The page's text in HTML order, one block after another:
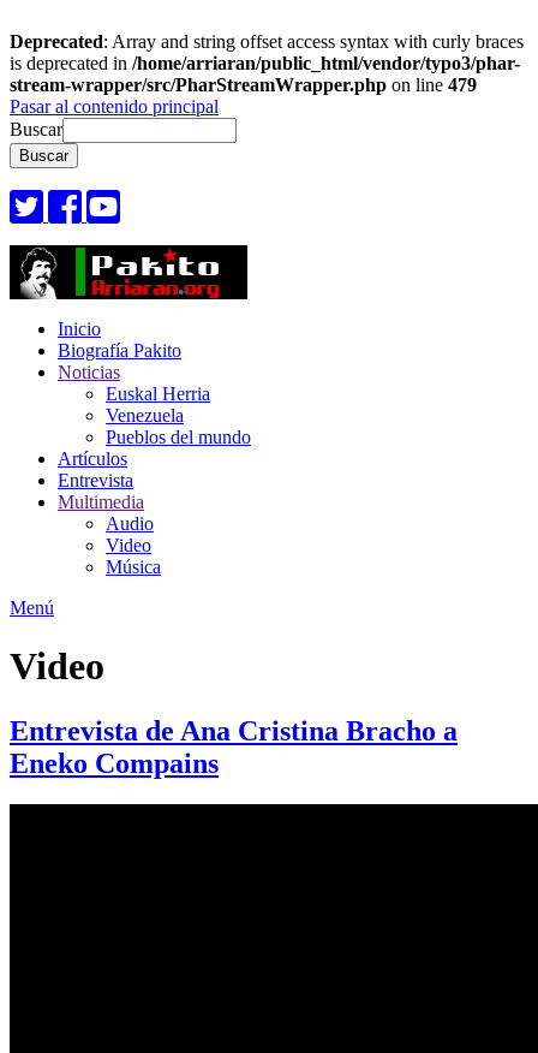
Deprecated: Array and string offset access syntax with curly braces
is deprecated in /home/arriaran/public_html/vendor/typo3/phar-
stream-wrapper/src/PharStreamWrapper.php on line 479
Pasar al contenido principal
Buscar
Inicio
Biografía Pakito
Noticias
Euskal Herria
Venezuela
Pueblos del mundo
Artículos
Entrevista
Multimedia
Audio
Video
Música
Menú
Video
Entrevista de Ana Cristina Bracho a
Eneko Compains